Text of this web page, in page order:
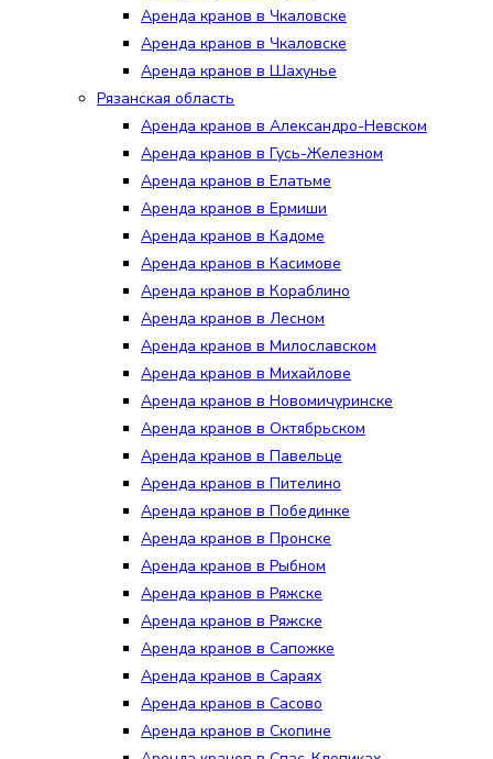
Аренда кранов в Чкаловске
Аренда кранов в Чкаловске
Аренда кранов в Шахунье
Рязанская область
Аренда кранов в Александро-Невском
Аренда кранов в Гусь-Железном
Аренда кранов в Елатьме
Аренда кранов в Ермиши
Аренда кранов в Кадоме
Аренда кранов в Касимове
Аренда кранов в Кораблино
Аренда кранов в Лесном
Аренда кранов в Милославском
Аренда кранов в Михайлове
Аренда кранов в Новомичуринске
Аренда кранов в Октябрьском
Аренда кранов в Павельце
Аренда кранов в Пителино
Аренда кранов в Побединке
Аренда кранов в Пронске
Аренда кранов в Рыбном
Аренда кранов в Ряжске
Аренда кранов в Ряжске
Аренда кранов в Сапожке
Аренда кранов в Сараях
Аренда кранов в Сасово
Аренда кранов в Скопине